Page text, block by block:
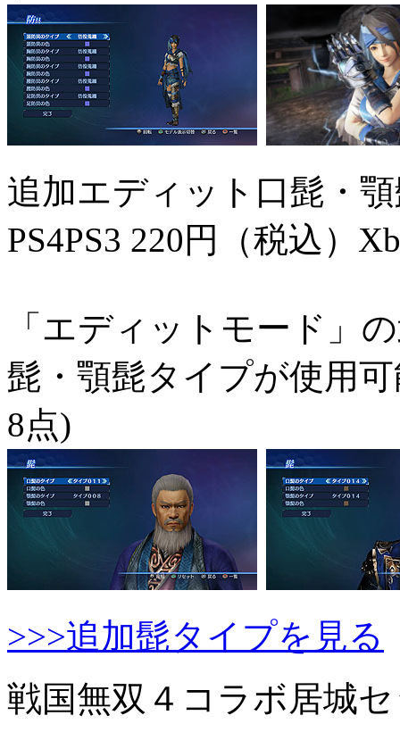
追加エディット口髭・
PS4PS3 220円（税込）
「エディットモード」
髭・顎髭タイプが使用
8点)
>>>追加髭タイプを見る
戦国無双４コラボ居城